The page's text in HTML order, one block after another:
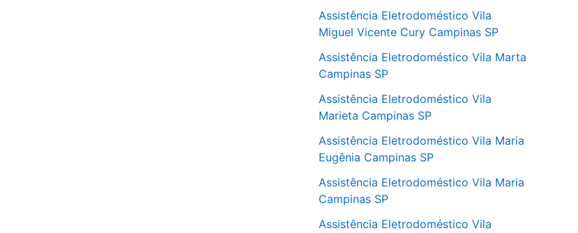
Assistência Eletrodoméstico Vila
Miguel Vicente Cury Campinas SP
Assistência Eletrodoméstico Vila Marta
Campinas SP
Assistência Eletrodoméstico Vila
Marieta Campinas SP
Assistência Eletrodoméstico Vila Maria
Eugênia Campinas SP
Assistência Eletrodoméstico Vila Maria
Campinas SP
Assistência Eletrodoméstico Vila